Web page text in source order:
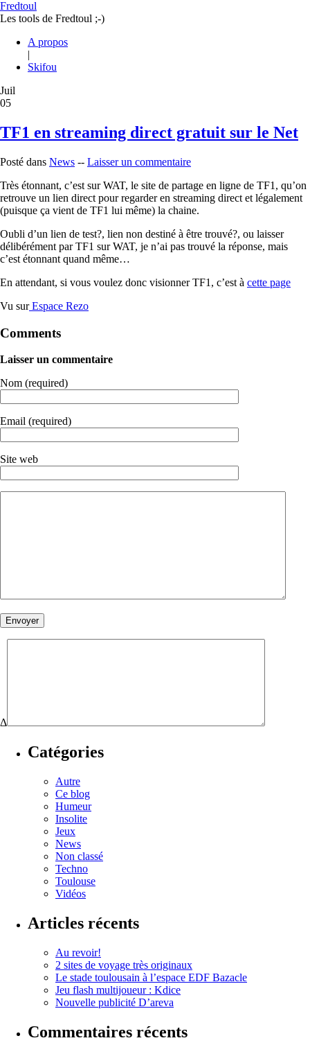
Fredtoul
Les tools de Fredtoul ;-)
A propos
|
Skifou
Juil
05
TF1 en streaming direct gratuit sur le Net
Posté dans News -- Laisser un commentaire
Très étonnant, c’est sur WAT, le site de partage en ligne de TF1, qu’on
retrouve un lien direct pour regarder en streaming direct et légalement
(puisque ça vient de TF1 lui même) la chaine.
Oubli d’un lien de test?, lien non destiné à être trouvé?, ou laisser
délibérément par TF1 sur WAT, je n’ai pas trouvé la réponse, mais
c’est étonnant quand même…
En attendant, si vous voulez donc visionner TF1, c’est à cette page
Vu surEspace Rezo
Comments
Laisser un commentaire
Nom (required)
Email (required)
Site web
Δ
Catégories
Autre
Ce blog
Humeur
Insolite
Jeux
News
Non classé
Techno
Toulouse
Vidéos
Articles récents
Au revoir!
2 sites de voyage très originaux
Le stade toulousain à l’espace EDF Bazacle
Jeu flash multijoueur : Kdice
Nouvelle publicité D’areva
Commentaires récents